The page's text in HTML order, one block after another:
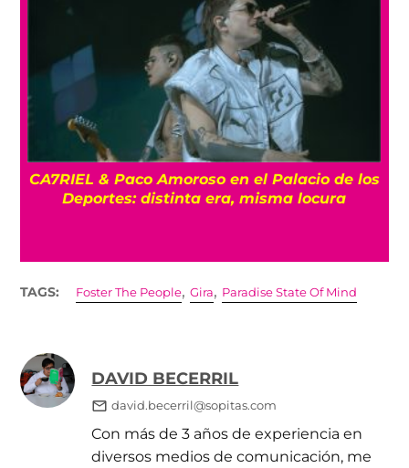
CA7RIEL & Paco Amoroso en el Palacio de los
Deportes: distinta era, misma locura
TAGS: Foster The People,Gira, Paradise State Of Mind
DAVID BECERRIL
david.becerril@sopitas.com
Con más de 3 años de experiencia en
diversos medios de comunicación, me